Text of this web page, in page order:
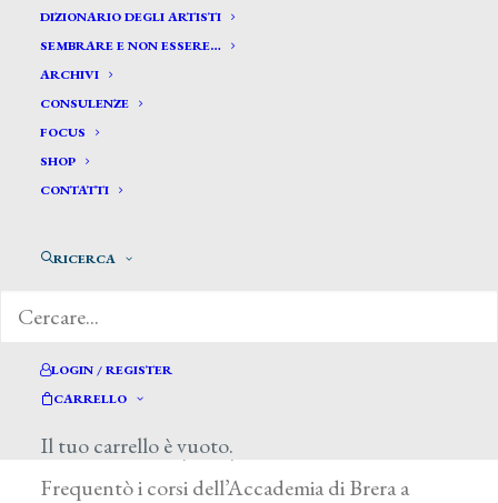
DIZIONARIO DEGLI ARTISTI
SEMBRARE E NON ESSERE…
ARCHIVI
CONSULENZE
FOCUS
SHOP
CONTATTI
RICERCA
LOGIN / REGISTER
CARRELLO
Il tuo carrello è vuoto.
Ricci Guido *
RICCI GUIDO
Casorate Primo (Pavia) 1836 – Varese 1897
Frequentò i corsi dell’Accademia di Brera a